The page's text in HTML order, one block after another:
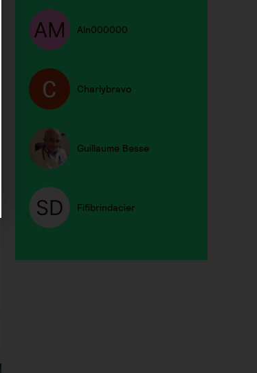
Aln000000
Charlybravo
Guillaume Besse
Fifibrindacier